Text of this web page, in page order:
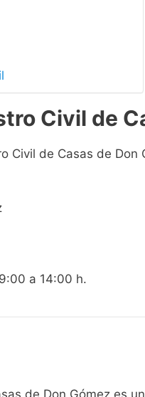
Civil de
Civil de Casas de Don
a 14:00 h.
de Don Gómez es